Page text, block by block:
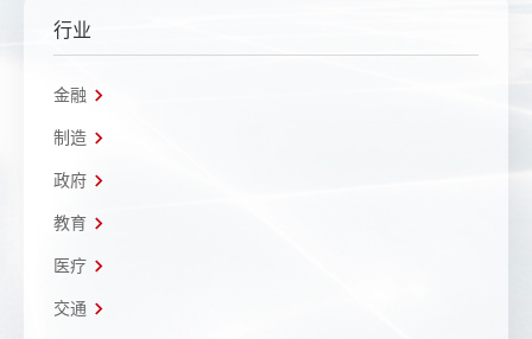
行业
金融
制造
政府
教育
医疗
交通